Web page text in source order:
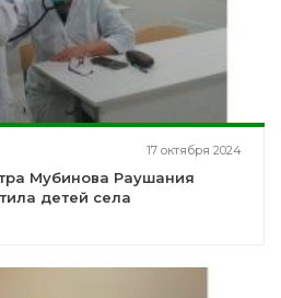
17 октября 2024
Мубинова Раушания
детей села